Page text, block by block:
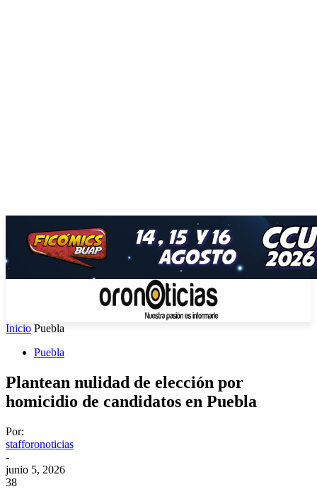
Inicio Puebla
Puebla
Plantean nulidad de elección por
homicidio de candidatos en Puebla
Por:
stafforonoticias
-
junio 5, 2026
38